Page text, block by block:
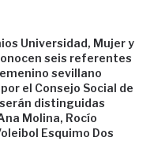
Universidad, Mujer y
seis referentes
sevillano
el Consejo Social de
distinguidas
Molina, Rocío
Esquimo Dos